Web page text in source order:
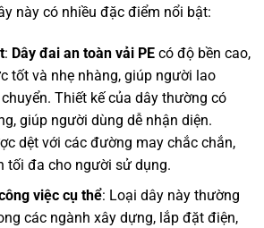
này có nhiều đặc điểm nổi bật:
: Dây đai an toàn vải PEcó độ bền cao,
tốt và nhẹ nhàng, giúp người lao
Thiết kế của dây thường có
giúp người dùng dễ nhận diện.
dệt với các đường may chắc chắn,
tối đa cho người sử dụng.
việc cụ thể: Loại dây này thường
các ngành xây dựng, lắp đặt điện,